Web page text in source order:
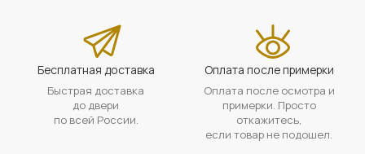
Бесплатная доставка
Быстрая доставка
до двери
по всей России.
Оплата после примерки
Оплата после осмотра и
примерки. Просто
откажитесь,
если товар не подошел.